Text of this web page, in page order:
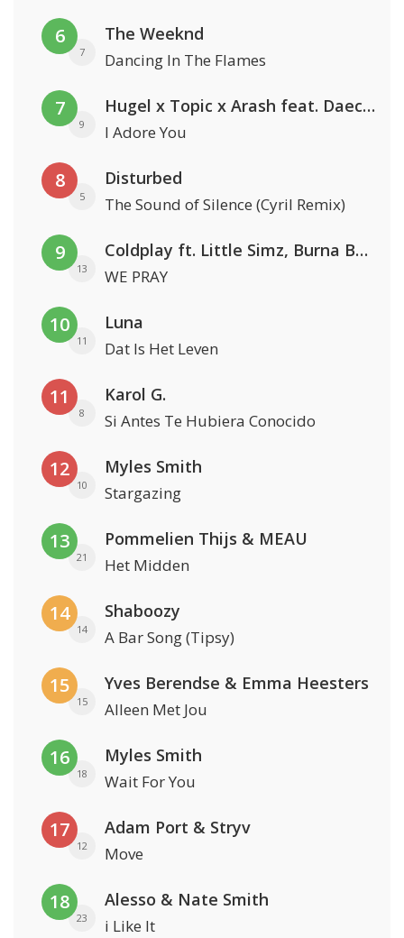
6
7
The Weeknd
Dancing In The Flames
7
9
Hugel x Topic x Arash feat. Daecolm
I Adore You
8
5
Disturbed
The Sound of Silence (Cyril Remix)
9
13
Coldplay ft. Little Simz, Burna Boy, Elyanna & Tini
WE PRAY
10
11
Luna
Dat Is Het Leven
11
8
Karol G.
Si Antes Te Hubiera Conocido
12
10
Myles Smith
Stargazing
13
21
Pommelien Thijs & MEAU
Het Midden
14
14
Shaboozy
A Bar Song (Tipsy)
15
15
Yves Berendse & Emma Heesters
Alleen Met Jou
16
18
Myles Smith
Wait For You
17
12
Adam Port & Stryv
Move
18
23
Alesso & Nate Smith
i Like It